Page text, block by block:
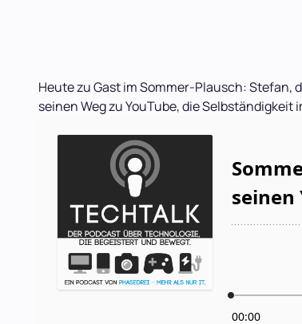
Heute zu Gast im Sommer-Plausch: Stefan,
seinen Weg zu YouTube, die